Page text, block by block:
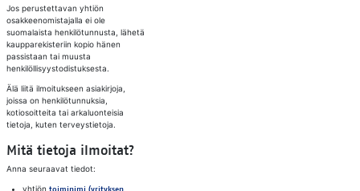
Jos perustettavan yhtiön
osakkeenomistajalla ei ole
suomalaista henkilötunnusta, lähetä
kaupparekisteriin kopio hänen
passistaan tai muusta
henkilöllisyystodistuksesta.​
Älä liitä ilmoitukseen asiakirjoja,
joissa on henkilötunnuksia,
kotiosoitteita tai arkaluonteisia
tietoja, kuten terveystietoja.
Mitä tietoja ilmoitat?
Anna seuraavat tiedot:
yhtiön toiminimi (yrityksen